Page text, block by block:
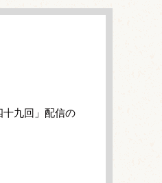
十九回」配信の